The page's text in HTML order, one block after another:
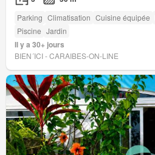
Parking Climatisation Cuisine équipée
Piscine Jardin
Il y a 30+ jours
BIEN´ICI - CARAIBES-ON-LINE